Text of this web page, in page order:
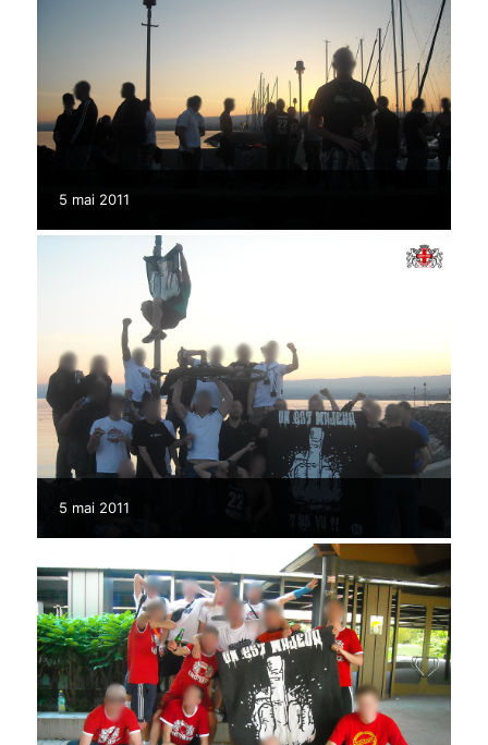
5 mai 2011
5 mai 2011